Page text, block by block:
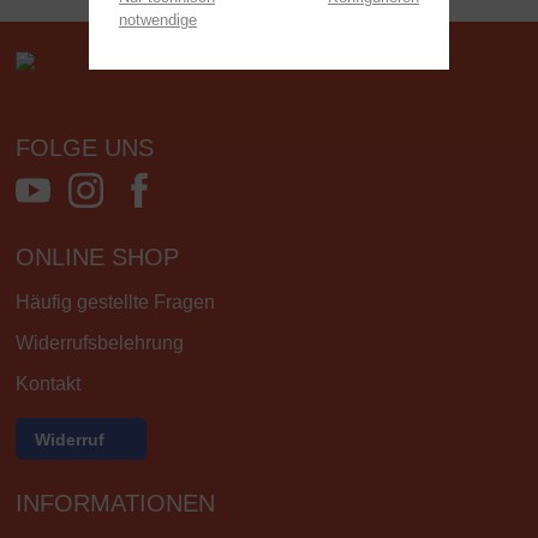
FOLGE UNS
ONLINE SHOP
Häufig gestellte Fragen
Widerrufsbelehrung
Kontakt
Widerruf
INFORMATIONEN
notwendige